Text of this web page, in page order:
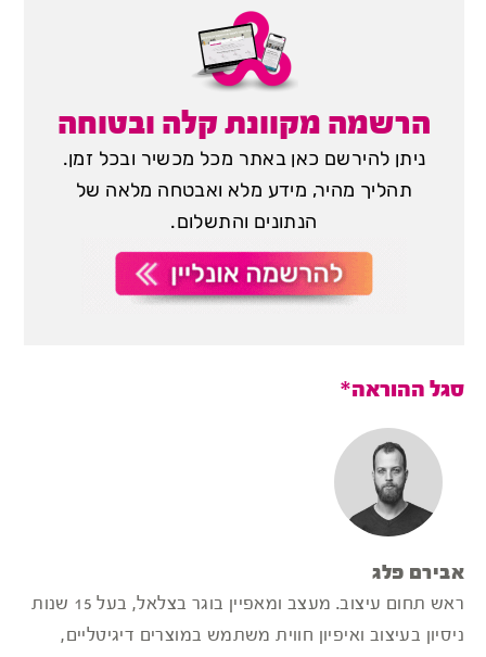
הרשמה מקוונת קלה ובטוחה
ניתן להירשם כאן באתר מכל מכשיר ובכל זמן.
תהליך מהיר, מידע מלא ואבטחה מלאה של
הנתונים והתשלום.
סגל ההוראה*
אבירם פלג
ראש תחום עיצוב. מעצב ומאפיין בוגר בצלאל, בעל 15 שנות
ניסיון בעיצוב ואיפיון חווית משתמש במוצרים דיגיטליים,